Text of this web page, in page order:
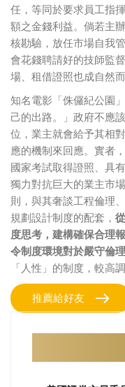
任，等同於要求員工指
額之金錢利益。倘若主
核勘驗，放任市場自我
會花錢聘請好的技師監
場、租借證照也成自然而
知名電影「侏儸紀公園
己的出路。」政府不應
位，業主就會給予其相
應的機制來回應。實者
國家考試取得證照、具
獨力對抗巨大的業主市
則，與其奢談工程倫理
規劃設計制度的配套，
度思考，建構確保合理
令制度環境對於嚴守倫
「人性」的制度，較高
推薦給好友